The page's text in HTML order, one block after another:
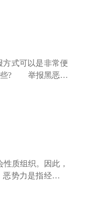
式可以是非常便
些? 举报黑恶势
质组织。因此，
势力是指经常纠